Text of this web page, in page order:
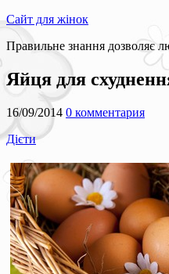
Сайт для жінок
Правильне знання дозволяє
Яйця для
16/09/2014 0 комментария
Дієти